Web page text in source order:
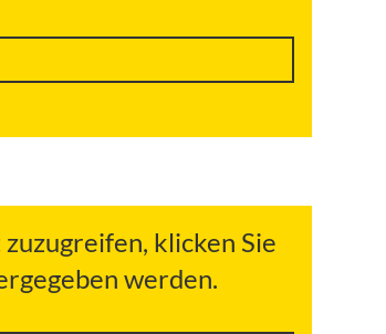
klicken Sie
werden.